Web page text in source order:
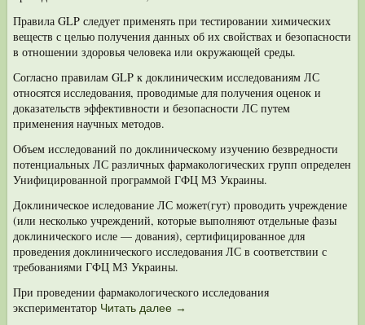
Правила GLP следует применять при тестировании химических
веществ с целью получения данных об их свойствах и безопасности
в отношении здоро­вья человека или окружающей среды.
Согласно правилам GLP к доклиническим исследованиям ЛС
относятся ис­следования, проводимые для получения оценок и
доказательств эффективности и безопасности ЛС путем
применения научных методов.
Объем исследований по доклиническому изучению безвредности
потенци­альных ЛС различных фармакологических групп определен
Унифицированной программой ГФЦ М3 Украины.
Доклиническое иследование ЛС может(гут) проводить учреждение
(или не­сколько учреждений, которые выполняют отдельные фазы
доклинического исле — дования), сертифицированное для
проведения доклинического исследова­ния ЛС в соответствии с
требованиями ГФЦ М3 Украины.
При проведении фармакологического исследования
экспериментатор Читать далее →